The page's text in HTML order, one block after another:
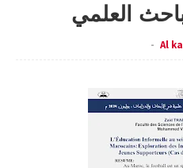
العلمي